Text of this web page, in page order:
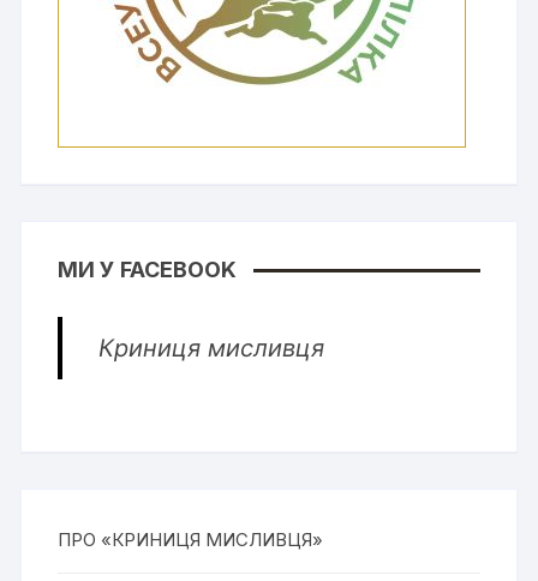
МИ У FACEBOOK
Криниця мисливця
ПРО «КРИНИЦЯ МИСЛИВЦЯ»